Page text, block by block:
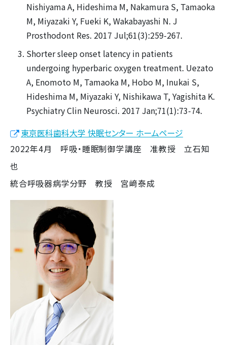
Nishiyama A, Hideshima M, Nakamura S, Tamaoka
M, Miyazaki Y, Fueki K, Wakabayashi N. J
Prosthodont Res. 2017 Jul;61(3):259-267.
Shorter sleep onset latency in patients
undergoing hyperbaric oxygen treatment. Uezato
A, Enomoto M, Tamaoka M, Hobo M, Inukai S,
Hideshima M, Miyazaki Y, Nishikawa T, Yagishita K.
Psychiatry Clin Neurosci. 2017 Jan;71(1):73-74.
東京医科歯科大学 快眠センター ホームページ
2022年4月 呼吸・睡眠制御学講座 准教授 立石知
也
統合呼吸器病学分野 教授 宮﨑泰成